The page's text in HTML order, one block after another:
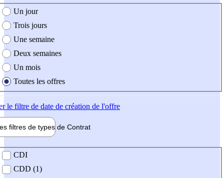
création de l'offre
Un jour
Trois jours
Une semaine
Deux semaines
Un mois
Toutes les offres
le filtre de date de création de l'offre
filtres de types de Contrat
contrat
CDI
CDD (1)